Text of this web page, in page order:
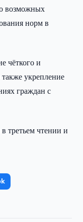
возможных
норм в
чёткого и
укрепление
граждан с
третьем чтении и